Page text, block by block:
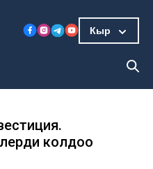
Кыр
колдоо